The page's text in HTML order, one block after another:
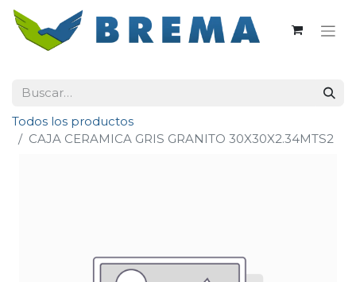
Todos los productos
CAJA CERAMICA GRIS GRANITO 30X30X2.34MTS2